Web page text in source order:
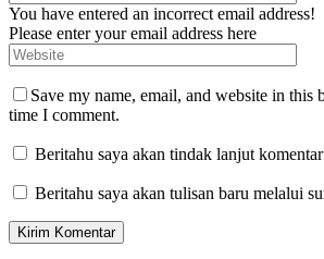
You have entered an incorrect email address!
Please enter your email address here
Save my name, email, and website in this
time I comment.
Beritahu saya akan tindak lanjut
Beritahu saya akan tulisan baru melalui